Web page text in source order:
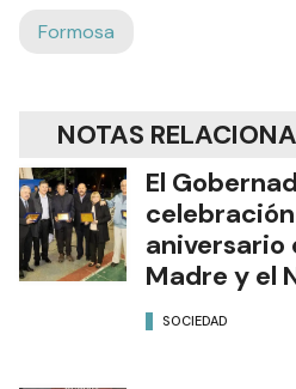
Formosa
NOTAS
El
aniversario
Madre y el
SOCIEDAD